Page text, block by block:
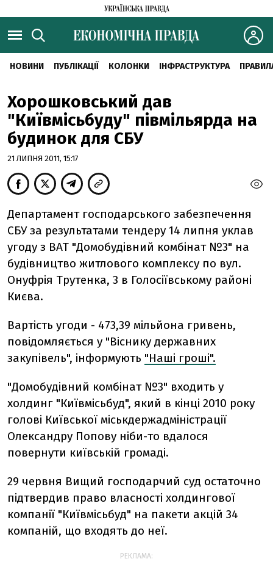
НОВИНИ ПУБЛІКАЦІЇ КОЛОНКИ ІНФРАСТРУКТУРА
Хорошковський дав
"Київмісьбуду" півмільярда на
будинок для СБУ
21 ЛИПНЯ 2011, 15:17
Департамент господарського забезпечення
СБУ за результатами тендеру 14 липня уклав
угоду з ВАТ "Домобудівний комбінат №3" на
будівництво житлового комплексу по вул.
Онуфрія Трутенка, 3 в Голосіївському районі
Києва.
Вартість угоди - 473,39 мільйона гривень,
повідомляється у "Віснику державних
закупівель", інформують "Наші гроші".
"Домобудівний комбінат №3" входить у
холдинг "Київмісьбуд", який в кінці 2010 року
голові Київської міськдержадміністрації
Олександру Попову ніби-то вдалося
повернути київській громаді.
29 червня Вищий господарчий суд остаточно
підтвердив право власності холдингової
компанії "Київмісьбуд" на пакети акцій 34
компаній, що входять до неї.
РЕКЛАМА: